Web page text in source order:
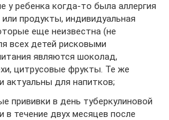
у ребенка когда-то была аллергия
продукты, индивидуальная
еще неизвестна (не
всех детей рисковыми
являются шоколад,
цитрусовые фрукты. Те же
актуальны для напитков;
прививки в день туберкулиновой
в течение двух месяцев после